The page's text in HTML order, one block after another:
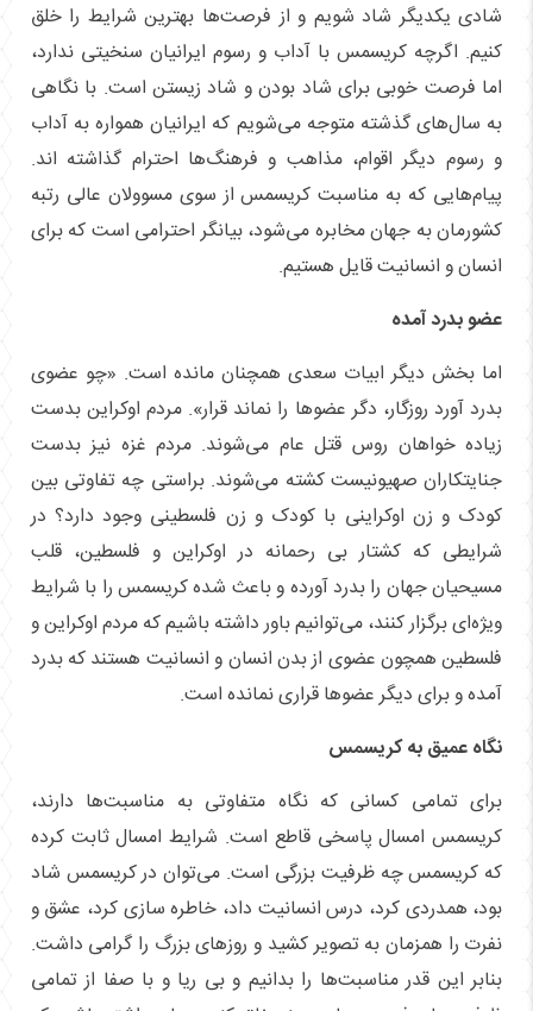
شادی یکدیگر شاد شویم و از فرصت‌ها بهترین شرایط را خلق
کنیم. اگرچه کریسمس با آداب و رسوم ایرانیان سنخیتی ندارد،
اما فرصت خوبی برای شاد بودن و شاد زیستن است. با نگاهی
به سال‌های گذشته متوجه می‌شویم که ایرانیان همواره به آداب
و رسوم دیگر اقوام، مذاهب و فرهنگ‌ها احترام گذاشته اند.
پیام‌هایی که به مناسبت کریسمس از سوی مسوولان عالی رتبه
کشورمان به جهان مخابره می‌شود، بیانگر احترامی است که برای
انسان و انسانیت قایل هستیم.
عضو بدرد آمده
اما بخش دیگر ابیات سعدی همچنان مانده است. «چو عضوی
بدرد آورد روزگار، دگر عضو‌ها را نماند قرار». مردم اوکراین بدست
زیاده خواهان روس قتل عام می‌شوند. مردم غزه نیز بدست
جنایتکاران صهیونیست کشته می‌شوند. براستی چه تفاوتی بین
کودک و زن اوکراینی با کودک و زن فلسطینی وجود دارد؟ در
شرایطی که کشتار بی رحمانه در اوکراین و فلسطین، قلب
مسیحیان جهان را بدرد آورده و باعث شده کریسمس را با شرایط
ویژه‌ای برگزار کنند، می‌توانیم باور داشته باشیم که مردم اوکراین و
فلسطین همچون عضوی از بدن انسان و انسانیت هستند که بدرد
آمده و برای دیگر عضو‌ها قراری نمانده است.
نگاه عمیق به کریسمس
برای تمامی کسانی که نگاه متفاوتی به مناسبت‌ها دارند،
کریسمس امسال پاسخی قاطع است. شرایط امسال ثابت کرده
که کریسمس چه ظرفیت بزرگی است. می‌توان در کریسمس شاد
بود، همدردی کرد، درس انسانیت داد، خاطره سازی کرد، عشق و
نفرت را همزمان به تصویر کشید و روز‌های بزرگ را گرامی داشت.
بنابر این قدر مناسبت‌ها را بدانیم و بی ریا و با صفا از تمامی